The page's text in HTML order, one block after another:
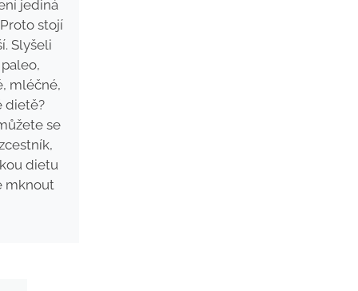
jediná
stojí
Slyšeli
mléčné,
dietě?
se
dietu
mknout